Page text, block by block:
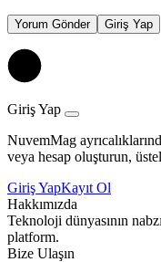
Yorum Gönder Giriş Yap
Giriş Yap
NuvemMag
veya hesap oluşturun,
Giriş YapKayıt Ol
Hakkımızda
Teknoloji dünyasının
platform.
Bize Ulaşın